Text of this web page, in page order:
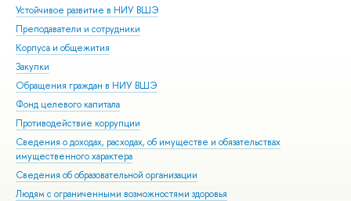
Устойчивое развитие в НИУ ВШЭ
Преподаватели и сотрудники
Корпуса и общежития
Закупки
Обращения граждан в НИУ ВШЭ
Фонд целевого капитала
Противодействие коррупции
Сведения о доходах, расходах, об имуществе и обязательствах
имущественного характера
Сведения об образовательной организации
Людям с ограниченными возможностями здоровья